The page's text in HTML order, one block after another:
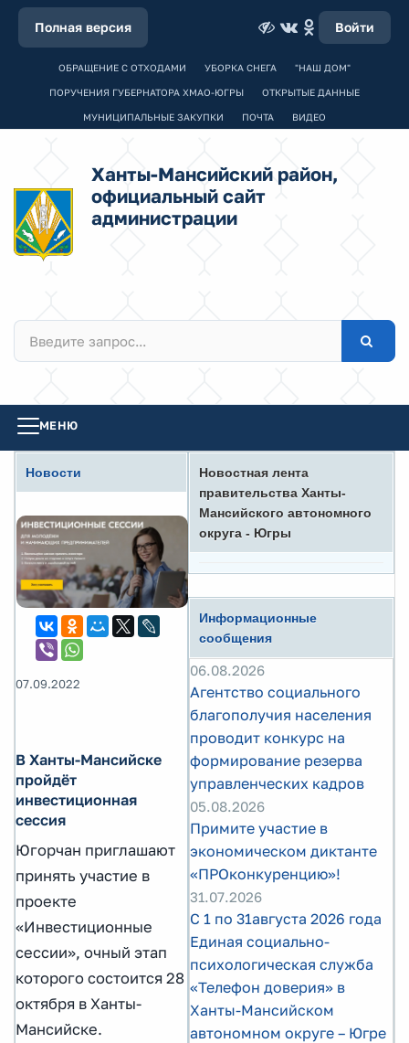
Полная версия Войти
ОБРАЩЕНИЕ С ОТХОДАМИ УБОРКА СНЕГА "НАШ ДОМ"
ПОРУЧЕНИЯ ГУБЕРНАТОРА ХМАО-ЮГРЫ ОТКРЫТЫЕ ДАННЫЕ
МУНИЦИПАЛЬНЫЕ ЗАКУПКИ ПОЧТА ВИДЕО
Ханты-Мансийский район,
официальный сайт
администрации
МЕНЮ
Новости
07.09.2022
В Ханты-Мансийске
пройдёт
инвестиционная
сессия
Югорчан приглашают
принять участие в
проекте
«Инвестиционные
сессии», очный этап
которого состоится 28
октября в Ханты-
Мансийске.
Новостная лента
правительства Ханты-
Мансийского автономного
округа - Югры
Информационные
сообщения
06.08.2026
Агентство социального
благополучия населения
проводит конкурс на
формирование резерва
управленческих кадров
05.08.2026
Примите участие в
экономическом диктанте
«ПРОконкуренцию»!
31.07.2026
С 1 по 31августа 2026 года
Единая социально-
психологическая служба
«Телефон доверия» в
Ханты-Мансийском
автономном округе – Югре